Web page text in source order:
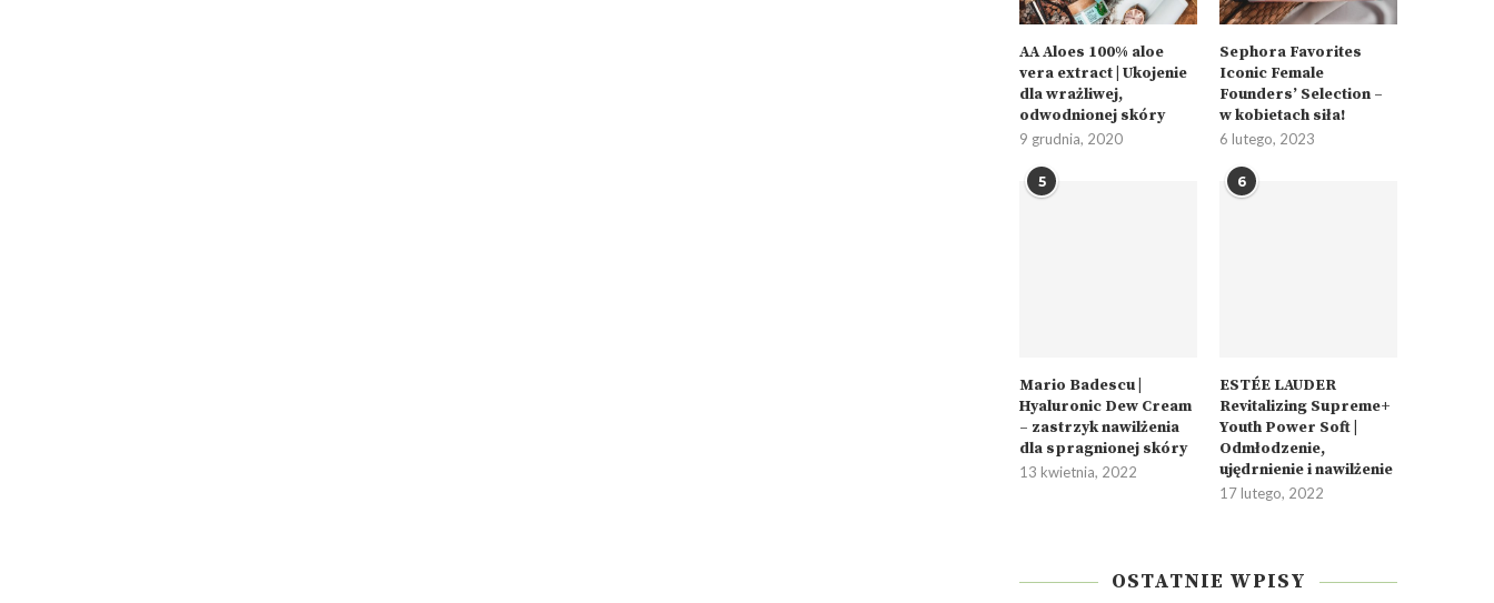
AA Aloes 100% aloe
vera extract | Ukojenie
dla wrażliwej,
odwodnionej skóry
9 grudnia, 2020
Sephora Favorites
Iconic Female
Founders’ Selection –
w kobietach siła!
6 lutego, 2023
5
Mario Badescu |
Hyaluronic Dew Cream
– zastrzyk nawilżenia
dla spragnionej skóry
13 kwietnia, 2022
6
ESTÉE LAUDER
Revitalizing Supreme+
Youth Power Soft |
Odmłodzenie,
ujędrnienie i nawilżenie
17 lutego, 2022
OSTATNIE WPISY